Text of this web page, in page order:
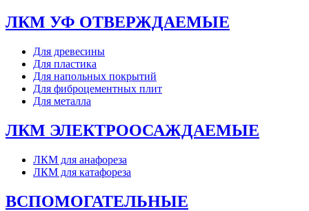
ЛКМ УФ ОТВЕРЖДАЕМЫЕ
Для древесины
Для пластика
Для напольных покрытий
Для фиброцементных плит
Для металла
ЛКМ ЭЛЕКТРООСАЖДАЕМЫЕ
ЛКМ для анафореза
ЛКМ для катафореза
ВСПОМОГАТЕЛЬНЫЕ